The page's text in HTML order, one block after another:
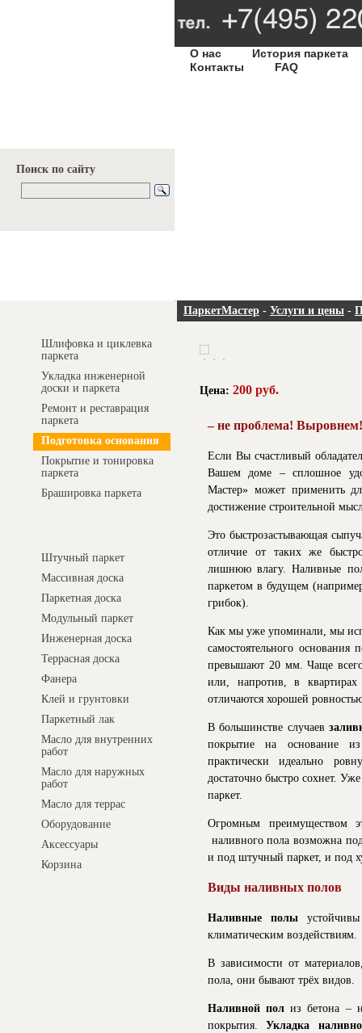
Поиск по сайту
О нас
История паркета
Контакты
FAQ
Шлифовка и циклевка
паркета
Укладка инженерной
доски и паркета
Ремонт и реставрация
паркета
Подготовка основания
Покрытие и тонировка
паркета
Брашировка паркета
Штучный паркет
Массивная доска
Паркетная доска
Модульный паркет
Инженерная доска
Террасная доска
Фанера
Клей и грунтовки
Паркетный лак
Масло для внутренних
работ
Масло для наружных
работ
Масло для террас
Оборудование
Аксессуары
Корзина
ПаркетМастер - Услуги и цены -
Цена: 200 руб.
– не проблема! Выровнем!
Если Вы счастливый
Вашем доме – сплошное
Мастер» может применить
достижение строительной
Это быстрозастывающая
отличие от таких же
лишнюю влагу. Наливные
паркетом в будущем
грибок).
Как мы уже упоминали, мы
самостоятельного
превышают 20 мм. Чаще всего
или, напротив, в
отличаются хорошей
В большинстве случаев
покрытие на основание
практически идеально
достаточно быстро сохнет.
паркет.
Огромным преимуществом
наливного пола возможна
и под штучный паркет, и под
Виды наливных полов
Наливные полы
климатическим воздействиям.
В зависимости от
пола, они бывают трёх видов.
Наливной пол из бетона –
покрытия.Укладка